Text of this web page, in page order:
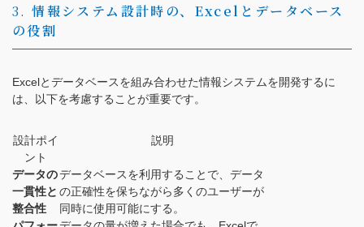
3.情報システム設計時の、Excelとデータベース
の役割
Excelとデータベースを組み合わせた情報システムを開発するに
は、以下を考慮することが重要です。
設計ポイ
ント
説明
データの
一貫性と
整合性
データベースを利用することで、データ
の正確性を保ちながら多くのユーザーが
同時に使用可能にする。